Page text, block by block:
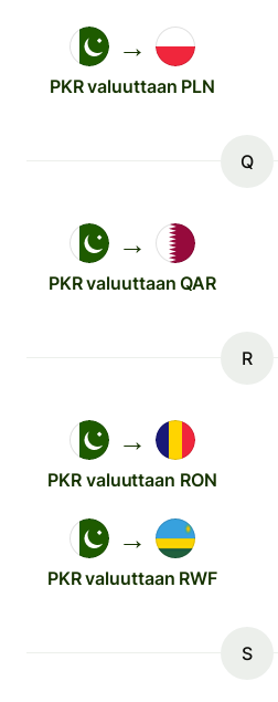
→
PKR valuuttaan PLN
Q
→
PKR valuuttaan QAR
R
→
PKR valuuttaan RON
→
PKR valuuttaan RWF
S